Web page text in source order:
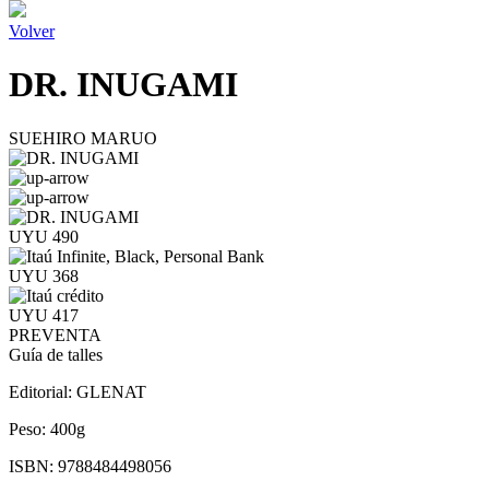
Volver
DR. INUGAMI
SUEHIRO MARUO
UYU 490
UYU 368
UYU 417
PREVENTA
Guía de talles
Editorial: GLENAT
Peso: 400g
ISBN: 9788484498056